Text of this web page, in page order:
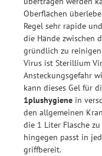
Oberflächen
Regel sehr rapide
die Hände zwischen
gründlich zu
Virus ist Sterillium
Ansteckungsgefahr
kann dieses Gel für
1plushygiene in
den allgemeinen
die 1 Liter Flasche
hingegen passt in
griffbereit.